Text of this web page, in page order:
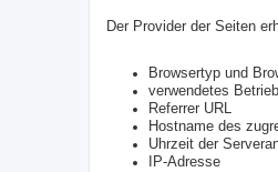
Der Provider der Seiten
Browsertyp und
verwendetes
Referrer URL
Hostname des
Uhrzeit der
IP-Adresse